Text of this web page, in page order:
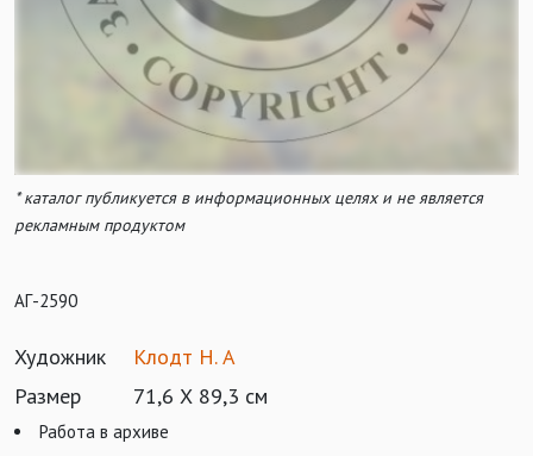
* каталог публикуется в информационных целях и не является
рекламным продуктом
АГ-2590
Художник
Клодт Н. А
Размер
71,6 Х 89,3 см
Работа в архиве